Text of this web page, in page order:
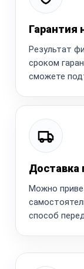
Гарантия
Результат
сроком
сможете
Доставка
Можно
способ